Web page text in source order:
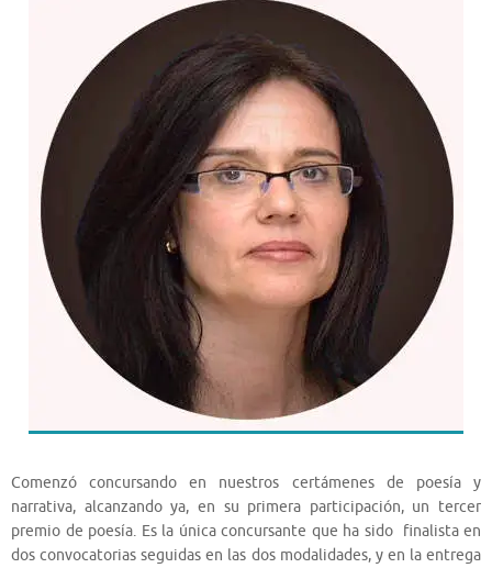
Comenzó concursando en nuestros certámenes de poesía y
narrativa, alcanzando ya, en su primera participación, un tercer
premio de poesía. Es la única concursante que ha sido finalista en
dos convocatorias seguidas en las dos modalidades, y en la entrega